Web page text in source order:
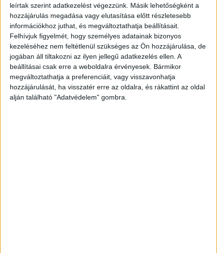
leírtak szerint adatkezelést végezzünk. Másik lehetőségként a
hozzájárulás megadása vagy elutasítása előtt részletesebb
információkhoz juthat, és megváltoztathatja beállításait.
Felhívjuk figyelmét, hogy személyes adatainak bizonyos
kezeléséhez nem feltétlenül szükséges az Ön hozzájárulása, de
jogában áll tiltakozni az ilyen jellegű adatkezelés ellen. A
beállításai csak erre a weboldalra érvényesek. Bármikor
megváltoztathatja a preferenciáit, vagy visszavonhatja
hozzájárulását, ha visszatér erre az oldalra, és rákattint az oldal
alján található "Adatvédelem" gombra.
elmondta: a pletykától eltérően az automatát
nem ők feszítették fel. Valószínűleg az
automatát üzemeltető vállalkozás alkalmazottja
elfelejtette vagy sikertelenül próbálta azt
bezárni. Amikor a cég észrevette a hiányt, azt
jelezte a kórháznál, ahol hivatalból vizsgálatot
indítottak.A BudaPestkörnyeke.hu legfrissebb